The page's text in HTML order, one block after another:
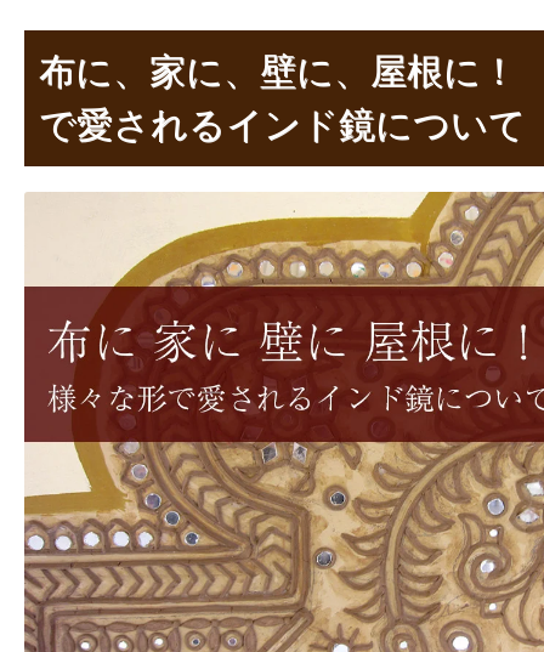
布に、家に、壁に、屋根に
で愛されるインド鏡について